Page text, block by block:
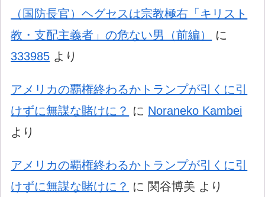
（国防長官）ヘグセスは宗教極右「キリスト
教・支配主義者」の危ない男（前編）
に
333985 より
アメリカの覇権終わるかトランプが引くに引
けずに無謀な賭けに？ に Noraneko Kambei
より
アメリカの覇権終わるかトランプが引くに引
けずに無謀な賭けに？ に 関谷博美 より